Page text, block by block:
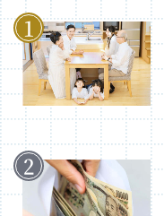
相続税の基礎知識（1）